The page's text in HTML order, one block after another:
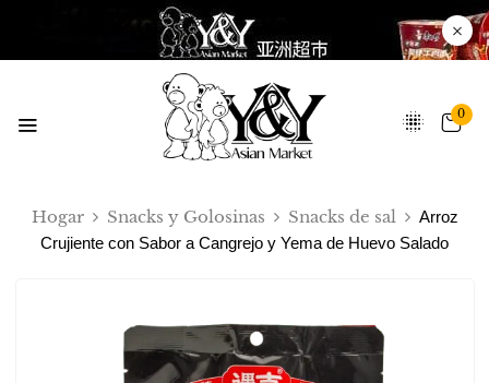
0
Hogar Snacks y Golosinas Snacks de sal
Arroz
Crujiente con Sabor a Cangrejo y Yema de Huevo Salado